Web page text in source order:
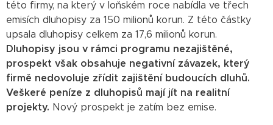
této firmy, na který v loňském roce nabídla ve třech
emisích dluhopisy za 150 milionů korun. Z této částky
upsala dluhopisy celkem za 17,6 milionů korun.
Dluhopisy jsou v rámci programu nezajištěné,
prospekt však obsahuje negativní závazek, který
firmě nedovoluje zřídit zajištění budoucích dluhů.
Veškeré peníze z dluhopisů mají jít na realitní
projekty. Nový prospekt je zatím bez emise.